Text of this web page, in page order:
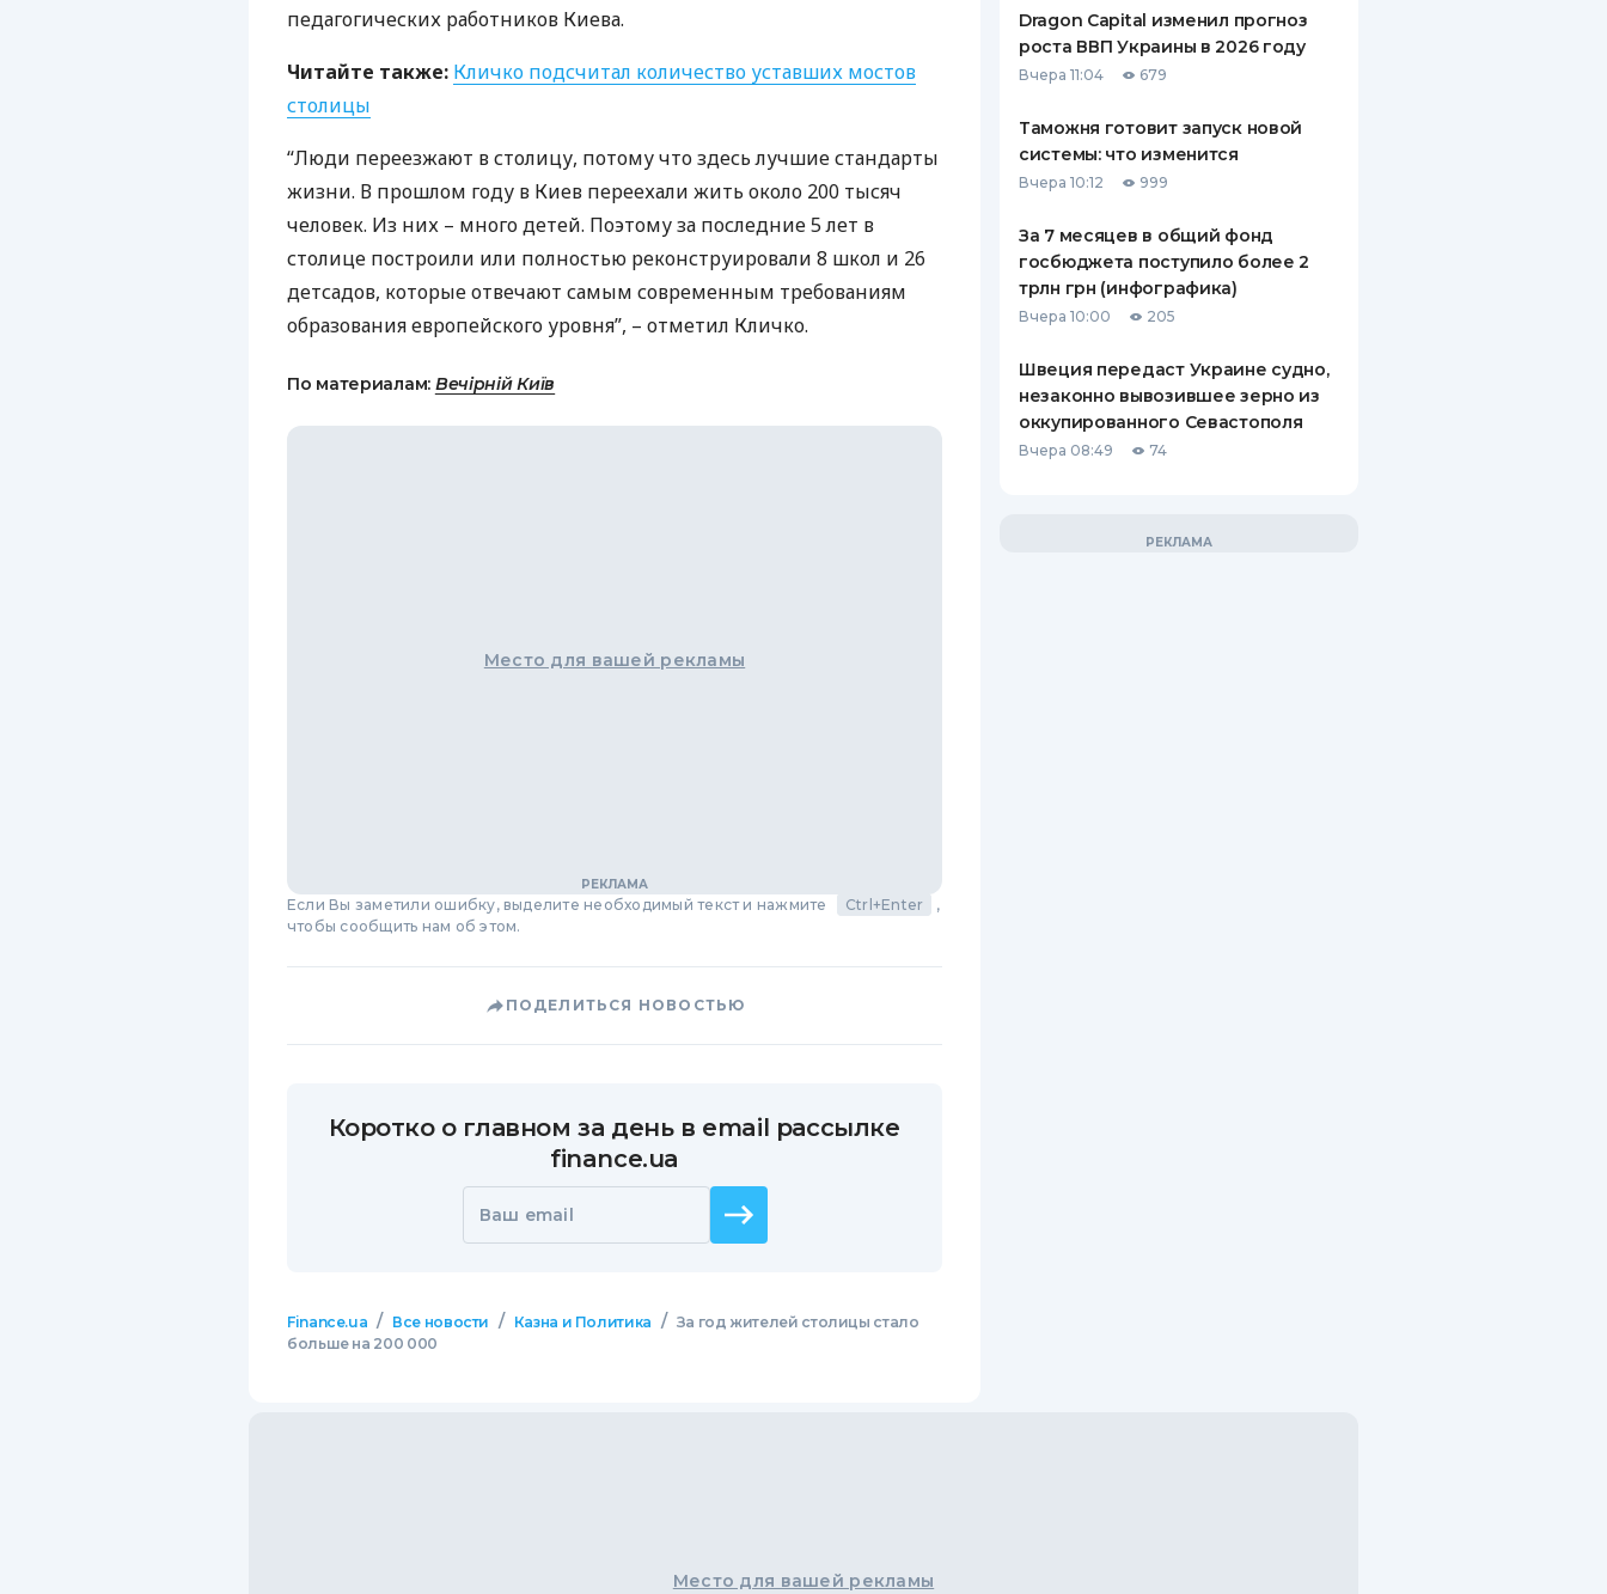
педагогических работников Киева.
Читайте также: Кличко подсчитал количество уставших мостов
столицы
“Люди переезжают в столицу, потому что здесь лучшие стандарты
жизни. В прошлом году в Киев переехали жить около 200 тысяч
человек. Из них – много детей. Поэтому за последние 5 лет в
столице построили или полностью реконструировали 8 школ и 26
детсадов, которые отвечают самым современным требованиям
образования европейского уровня”, – отметил Кличко.
По материалам: Вечірній Київ
Место для вашей рекламы
Если Вы заметили ошибку, выделите необходимый текст и нажмите Ctrl+Enter
,
чтобы сообщить нам об этом.
ПОДЕЛИТЬСЯ НОВОСТЬЮ
Коротко о главном за день в email рассылке
finance.ua
Ваш email
Finance.ua / Все новости / Казна и Политика / За год жителей столицы стало
больше на 200 000
Dragon Capital изменил прогноз
роста ВВП Украины в 2026 году
Вчера 11:04 679
Таможня готовит запуск новой
системы: что изменится
Вчера 10:12 999
За 7 месяцев в общий фонд
госбюджета поступило более 2
трлн грн (инфографика)
Вчера 10:00 205
Швеция передаст Украине судно,
незаконно вывозившее зерно из
оккупированного Севастополя
Вчера 08:49 74
Место для вашей рекламы